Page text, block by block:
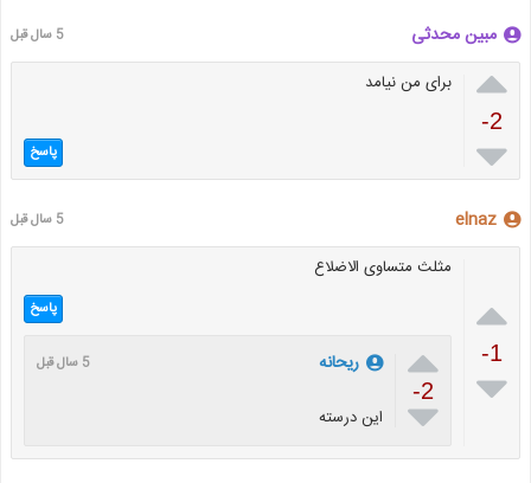
مبین محدثی 5 سال قبل

-2

برای من نیامد
پاسخ
elnaz 5 سال قبل

-1

مثلث متساوی الاضلاع
پاسخ

-2

ریحانه 5 سال قبل
این درسته